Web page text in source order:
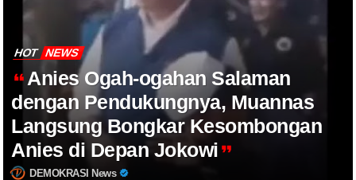
HOT NEWS
Anies Ogah-ogahan Salaman
dengan Pendukungnya, Muannas
Langsung Bongkar Kesombongan
Anies di Depan Jokowi
DEMOKRASI News